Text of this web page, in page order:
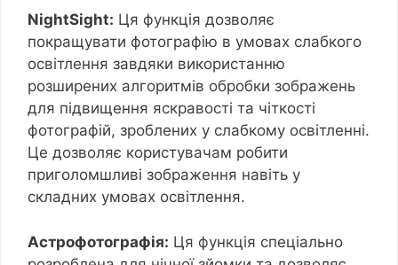
NightSight: Ця функція дозволяє
покращувати фотографію в умовах слабкого
освітлення завдяки використанню
розширених алгоритмів обробки зображень
для підвищення яскравості та чіткості
фотографій, зроблених у слабкому освітленні.
Це дозволяє користувачам робити
приголомшливі зображення навіть у
складних умовах освітлення.
Астрофотографія: Ця функція спеціально